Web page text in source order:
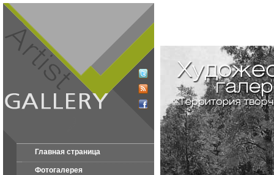
Главная страница
Фотогалерея